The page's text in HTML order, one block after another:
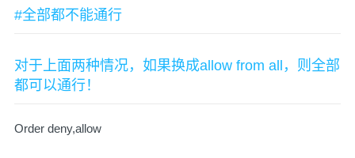
#全部都不能通行
对于上面两种情况，如果换成allow from all，则全部
都可以通行！
Order deny,allow